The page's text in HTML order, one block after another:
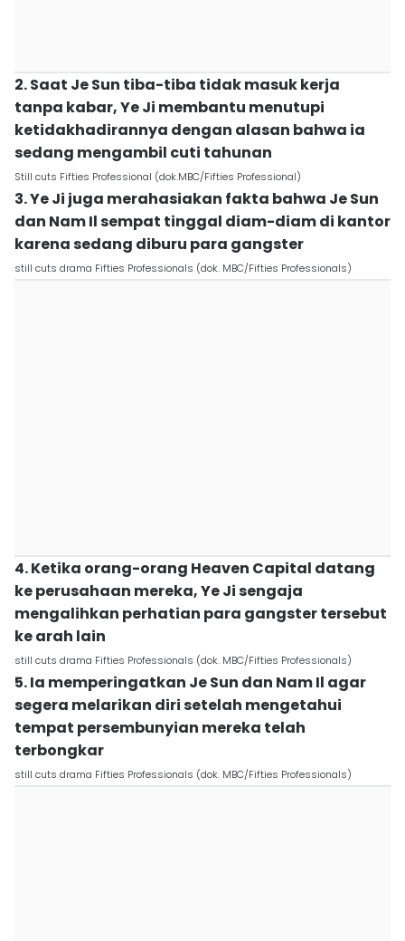
2. Saat Je Sun tiba-tiba tidak masuk kerja
tanpa kabar, Ye Ji membantu menutupi
ketidakhadirannya dengan alasan bahwa ia
sedang mengambil cuti tahunan
Still cuts Fifties Professional (dok.MBC/Fifties Professional)
3. Ye Ji juga merahasiakan fakta bahwa Je Sun
dan Nam Il sempat tinggal diam-diam di kantor
karena sedang diburu para gangster
still cuts drama Fifties Professionals (dok. MBC/Fifties Professionals)
4. Ketika orang-orang Heaven Capital datang
ke perusahaan mereka, Ye Ji sengaja
mengalihkan perhatian para gangster tersebut
ke arah lain
still cuts drama Fifties Professionals (dok. MBC/Fifties Professionals)
5. Ia memperingatkan Je Sun dan Nam Il agar
segera melarikan diri setelah mengetahui
tempat persembunyian mereka telah
terbongkar
still cuts drama Fifties Professionals (dok. MBC/Fifties Professionals)